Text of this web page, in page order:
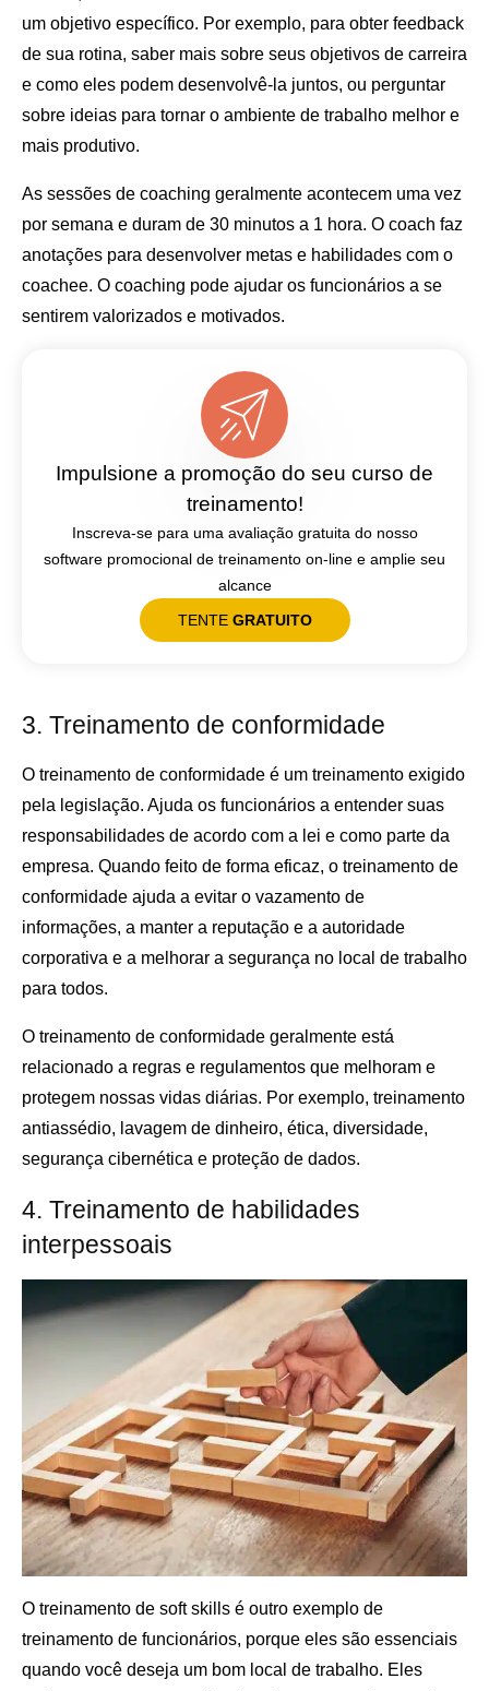
um objetivo específico. Por exemplo, para obter feedback
de sua rotina, saber mais sobre seus objetivos de carreira
e como eles podem desenvolvê-la juntos, ou perguntar
sobre ideias para tornar o ambiente de trabalho melhor e
mais produtivo.
As sessões de coaching geralmente acontecem uma vez
por semana e duram de 30 minutos a 1 hora. O coach faz
anotações para desenvolver metas e habilidades com o
coachee. O coaching pode ajudar os funcionários a se
sentirem valorizados e motivados.
Impulsione a promoção do seu curso de
treinamento!
Inscreva-se para uma avaliação gratuita do nosso
software promocional de treinamento on-line e amplie seu
alcance
TENTE GRATUITO
3. Treinamento de conformidade
O treinamento de conformidade é um treinamento exigido
pela legislação. Ajuda os funcionários a entender suas
responsabilidades de acordo com a lei e como parte da
empresa. Quando feito de forma eficaz, o treinamento de
conformidade ajuda a evitar o vazamento de
informações, a manter a reputação e a autoridade
corporativa e a melhorar a segurança no local de trabalho
para todos.
O treinamento de conformidade geralmente está
relacionado a regras e regulamentos que melhoram e
protegem nossas vidas diárias. Por exemplo, treinamento
antiassédio, lavagem de dinheiro, ética, diversidade,
segurança cibernética e proteção de dados.
4. Treinamento de habilidades
interpessoais
O treinamento de soft skills é outro exemplo de
treinamento de funcionários, porque eles são essenciais
quando você deseja um bom local de trabalho. Eles